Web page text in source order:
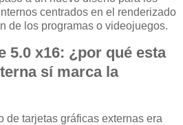
centrados en el renderizado
de los programas o videojuegos.
5.0 x16: ¿por qué esta
sí marca la
de tarjetas gráficas externas era